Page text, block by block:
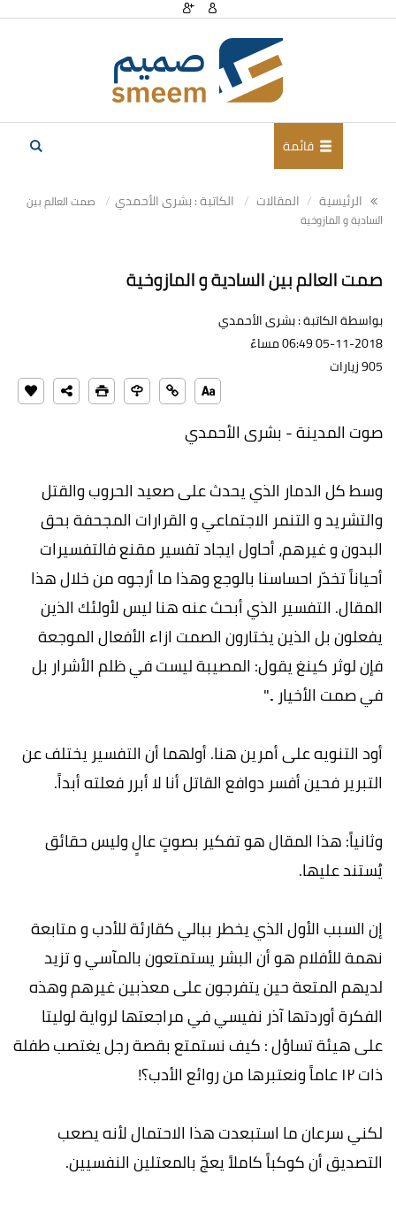
قائمة
الرئيسية المقالات الكاتبة : بشرى الأحمدي
صمت العالم بين
السادية و المازوخية
صمت العالم بين السادية و المازوخية
بواسطة الكاتبة : بشرى الأحمدي
05-11-2018 06:49 مساءً
905 زيارات
صوت المدينة - بشرى الأحمدي
وسط كل الدمار الذي يحدث على صعيد الحروب والقتل
والتشريد و التنمر الاجتماعي و القرارات المجحفة بحق
البدون و غيرهم، أحاول ايجاد تفسير مقنع فالتفسيرات
أحياناً تخدّر احساسنا بالوجع وهذا ما أرجوه من خلال هذا
المقال. التفسير الذي أبحث عنه هنا ليس لأولئك الذين
يفعلون بل الذين يختارون الصمت ازاء الأفعال الموجعة
فإن لوثر كينغ يقول: المصيبة ليست في ظلم الأشرار بل
في صمت الأخيار .."
أود التنويه على أمرين هنا. أولهما أن التفسير يختلف عن
التبرير فحين أفسر دوافع القاتل أنا لا أبرر فعلته أبداً.
وثانياً: هذا المقال هو تفكير بصوتٍ عالٍ وليس حقائق
يُستند عليها.
إن السبب الأول الذي يخطر ببالي كقارئة للأدب و متابعة
نهمة للأفلام هو أن البشر يستمتعون بالمآسي و تزيد
لديهم المتعة حين يتفرجون على معذبين غيرهم وهذه
الفكرة أوردتها آذر نفيسي في مراجعتها لرواية لوليتا
على هيئة تساؤل : كيف نستمتع بقصة رجل يغتصب طفلة
ذات ١٢ عاماً ونعتبرها من روائع الأدب؟!
لكني سرعان ما استبعدت هذا الاحتمال لأنه يصعب
التصديق أن كوكباً كاملاً يعجّ بالمعتلين النفسيين.